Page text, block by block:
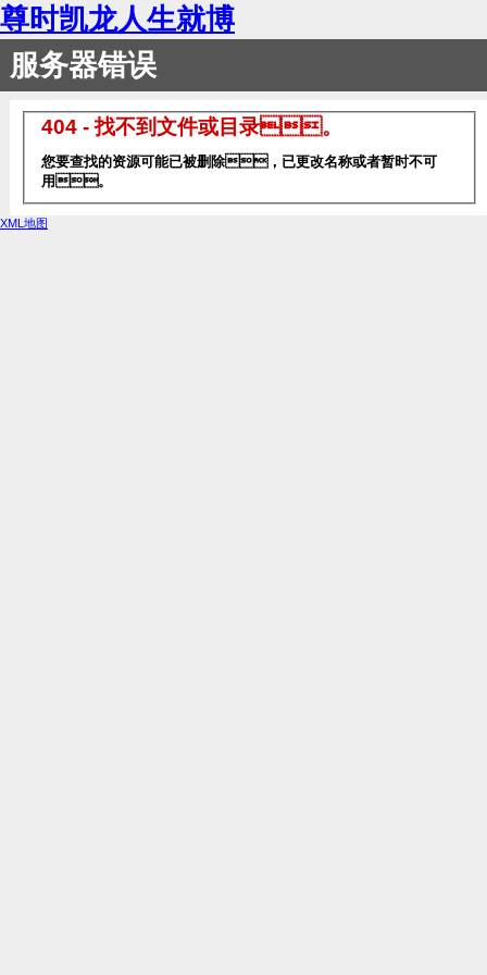
尊时凯龙人生就博
服务器错误
404 - 找不到文件或目录。
您要查找的资源可能已被删除，已更改名称或者暂时不可
用。
XML地图